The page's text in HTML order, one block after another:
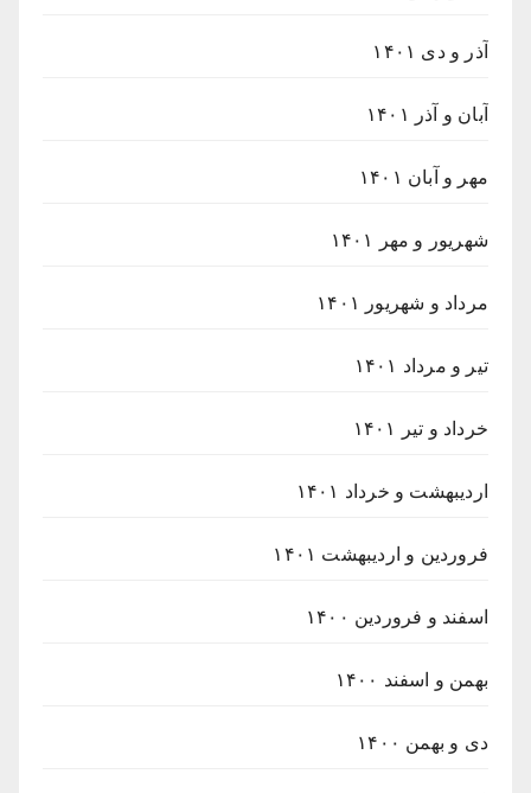
آذر و دی ۱۴۰۱
آبان و آذر ۱۴۰۱
مهر و آبان ۱۴۰۱
شهریور و مهر ۱۴۰۱
مرداد و شهریور ۱۴۰۱
تیر و مرداد ۱۴۰۱
خرداد و تیر ۱۴۰۱
اردیبهشت و خرداد ۱۴۰۱
فروردین و اردیبهشت ۱۴۰۱
اسفند و فروردین ۱۴۰۰
بهمن و اسفند ۱۴۰۰
دی و بهمن ۱۴۰۰